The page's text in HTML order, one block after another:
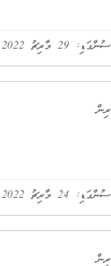
ސުންގަޑި: 29 މާރިޗު 2022 12:00
ސުންގަޑި: 24 މާރިޗު 2022 12:00